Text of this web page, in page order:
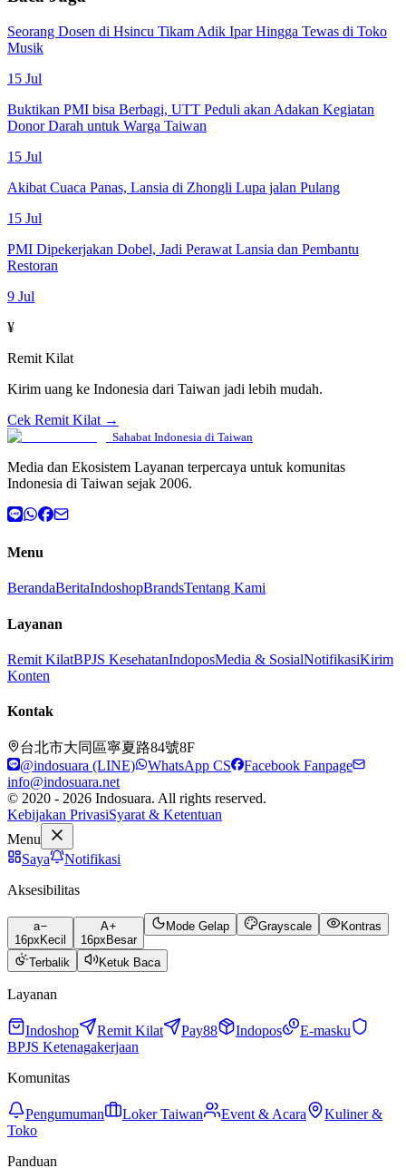
Seorang Dosen di Hsincu Tikam Adik Ipar Hingga Tewas di Toko
Musik
15 Jul
Buktikan PMI bisa Berbagi, UTT Peduli akan Adakan Kegiatan
Donor Darah untuk Warga Taiwan
15 Jul
Akibat Cuaca Panas, Lansia di Zhongli Lupa jalan Pulang
15 Jul
PMI Dipekerjakan Dobel, Jadi Perawat Lansia dan Pembantu
Restoran
9 Jul
¥
Remit Kilat
Kirim uang ke Indonesia dari Taiwan jadi lebih mudah.
Cek Remit Kilat →
Sahabat Indonesia di Taiwan
Media dan Ekosistem Layanan terpercaya untuk komunitas
Indonesia di Taiwan sejak 2006.
Menu
BerandaBeritaIndoshopBrandsTentang Kami
Layanan
Remit KilatBPJS KesehatanIndoposMedia & SosialNotifikasiKirim
Konten
Kontak
台北市大同區寧夏路84號8F
@indosuara (LINE)
WhatsApp CS
Facebook Fanpage
info@indosuara.net
© 2020 - 2026 Indosuara. All rights reserved.
Kebijakan PrivasiSyarat & Ketentuan
Menu
Saya
Notifikasi
Aksesibilitas
a
16px Kecil
A
16px Besar
Mode Gelap Grayscale Kontras
Terbalik Ketuk Baca
Layanan
Indoshop Remit Kilat Pay88 Indopos
E-masku
BPJS Ketenagakerjaan
Komunitas
Pengumuman Loker Taiwan Event & Acara
Kuliner &
Toko
Panduan